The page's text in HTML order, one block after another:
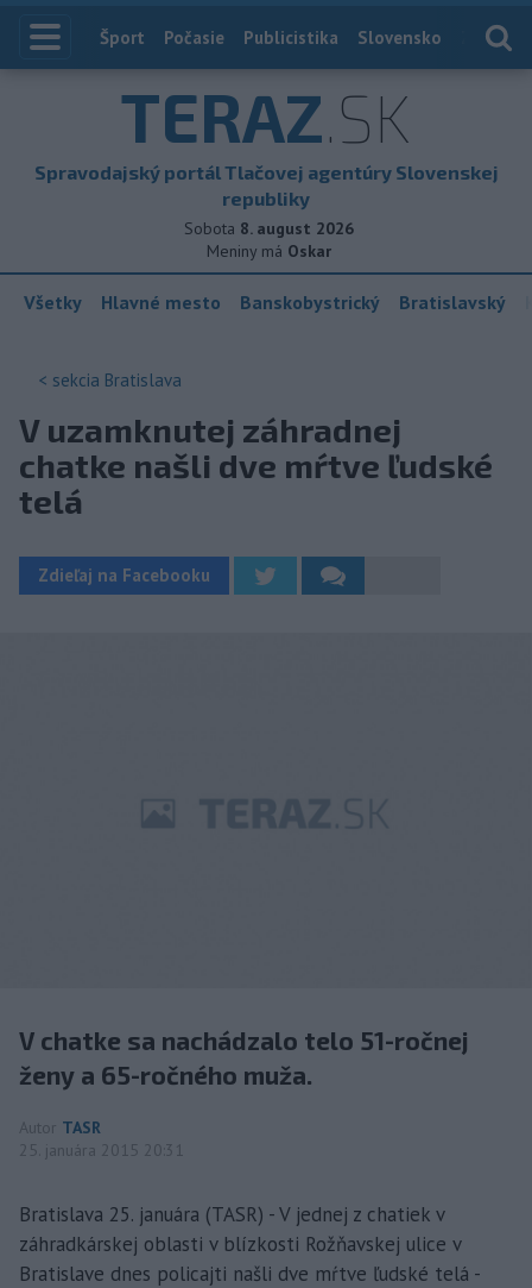
Index
Šport Počasie Publicistika Slovensko
TERAZ.SK
Spravodajský portál Tlačovej agentúry Slovenskej
republiky
Sobota 8. august 2026
Meniny má Oskar
Všetky Hlavné mesto Banskobystrický Bratislavský
< sekcia Bratislava
V uzamknutej záhradnej
chatke našli dve mŕtve ľudské
telá
Zdieľaj na Facebooku
V chatke sa nachádzalo telo 51-ročnej
ženy a 65-ročného muža.
Autor TASR
25. januára 2015 20:31
Bratislava 25. januára (TASR) - V jednej z chatiek v
záhradkárskej oblasti v blízkosti Rožňavskej ulice v
Bratislave dnes policajti našli dve mŕtve ľudské telá -